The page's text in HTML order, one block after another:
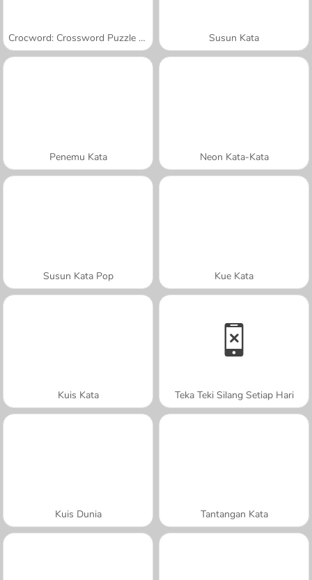
Crocword: Crossword Puzzle Game Susun Kata
Penemu Kata Neon Kata-Kata
Susun Kata Pop Kue Kata
Kuis Kata Teka Teki Silang Setiap Hari
Kuis Dunia Tantangan Kata